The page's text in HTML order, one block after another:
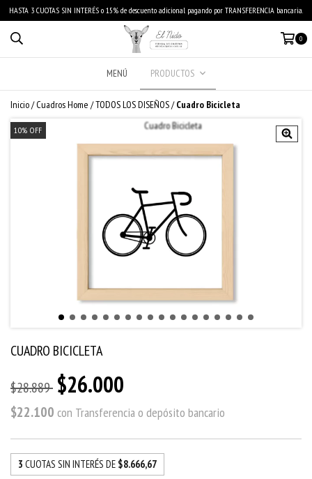
HASTA 3 CUOTAS SIN INTERÉS o 15% de descuento adicional pagando por TRANSFERENCIA bancaria.
0
MENÚ PRODUCTOS
Inicio/ Cuadros Home /TODOS LOS DISEÑOS/ Cuadro Bicicleta
10% OFF
CUADRO BICICLETA
$28.889 $26.000
$22.100 con Transferencia o depósito bancario
3 CUOTAS SIN INTERÉS DE $8.666,67